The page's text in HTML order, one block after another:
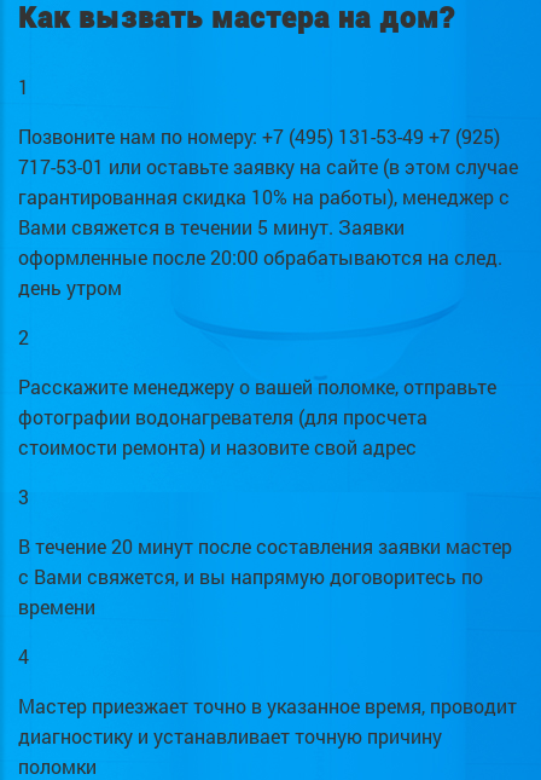
Как вызвать мастера на дом?
1
Позвоните нам по номеру: +7 (495) 131-53-49 +7 (925)
717-53-01 или оставьте заявку на сайте (в этом случае
гарантированная скидка 10% на работы), менеджер с
Вами свяжется в течении 5 минут. Заявки
оформленные после 20:00 обрабатываются на след.
день утром
2
Расскажите менеджеру о вашей поломке, отправьте
фотографии водонагревателя (для просчета
стоимости ремонта) и назовите свой адрес
3
В течение 20 минут после составления заявки мастер
с Вами свяжется, и вы напрямую договоритесь по
времени
4
Мастер приезжает точно в указанное время, проводит
диагностику и устанавливает точную причину
поломки